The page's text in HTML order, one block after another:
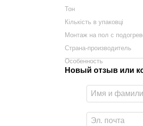
Тон
Кількість в упаковці
Монтаж на пол с
Страна-производитель
Особенность
Новый отзыв или